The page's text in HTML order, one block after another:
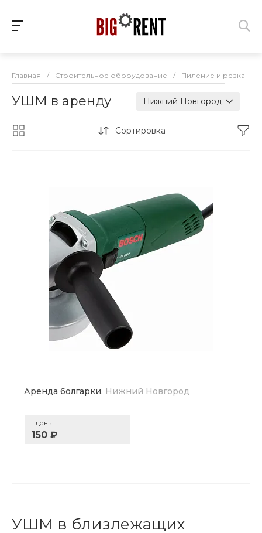
Главная / Строительное оборудование / Пиление и резка
УШМ в аренду Нижний Новгород
Сортировка
Аренда болгарки, Нижний Новгород
1 день
150 ₽
УШМ в близлежащих